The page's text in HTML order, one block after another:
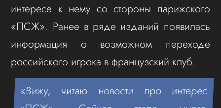
интересе к нему со стороны парижского
«ПСЖ». Ранее в ряде изданий появилась
информация о возможном переходе
российского игрока в французский клуб.
«Вижу, читаю новости про интерес